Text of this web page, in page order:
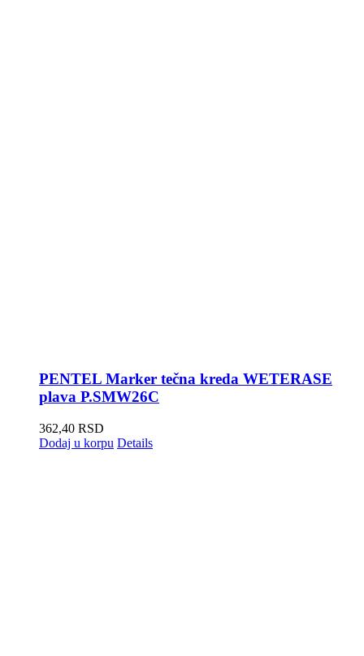
PENTEL Marker tečna kreda WETERASE
plava P.SMW26C
362,40 RSD
Dodaj u korpu Details